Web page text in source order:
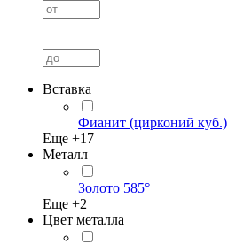
—
Вставка
Фианит (цирконий куб.)
Еще +17
Металл
Золото 585°
Еще +2
Цвет металла